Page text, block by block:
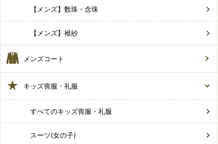
【メンズ】数珠・念珠
【メンズ】袱紗
メンズコート
キッズ喪服・礼服
すべてのキッズ喪服・礼服
スーツ(女の子)